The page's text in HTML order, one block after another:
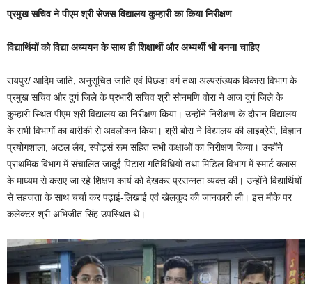
e
b
o
o
k
er s
A
p
p
e
st
e
प्रमुख सचिव ने पीएम श्री सेजस विद्यालय कुम्हारी का किया निरीक्षण
विद्यार्थियों को विद्या अध्ययन के साथ ही शिक्षार्थी और अभ्यर्थी भी बनना चाहिए
रायपुर/ आदिम जाति, अनुसूचित जाति एवं पिछड़ा वर्ग तथा अल्पसंख्यक विकास विभाग के
प्रमुख सचिव और दुर्ग जिले के प्रभारी सचिव श्री सोनमणि वोरा ने आज दुर्ग जिले के
कुम्हारी स्थित पीएम श्री विद्यालय का निरीक्षण किया। उन्होंने निरीक्षण के दौरान विद्यालय
के सभी विभागों का बारीकी से अवलोकन किया। श्री बोरा ने विद्यालय की लाइब्रेरी, विज्ञान
प्रयोगशाला, अटल लैब, स्पोर्ट्स रूम सहित सभी कक्षाओं का निरीक्षण किया। उन्होंने
प्राथमिक विभाग में संचालित जादुई पिटारा गतिविधियों तथा मिडिल विभाग में स्मार्ट क्लास
के माध्यम से कराए जा रहे शिक्षण कार्य को देखकर प्रसन्नता व्यक्त की। उन्होंने विद्यार्थियों
से सहजता के साथ चर्चा कर पढ़ाई-लिखाई एवं खेलकूद की जानकारी ली। इस मौके पर
कलेक्टर श्री अभिजीत सिंह उपस्थित थे।